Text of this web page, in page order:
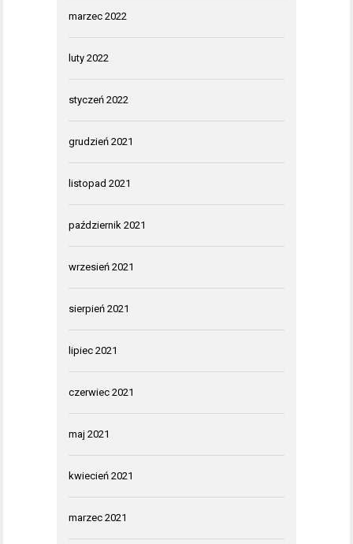
marzec 2022
luty 2022
styczeń 2022
grudzień 2021
listopad 2021
październik 2021
wrzesień 2021
sierpień 2021
lipiec 2021
czerwiec 2021
maj 2021
kwiecień 2021
marzec 2021